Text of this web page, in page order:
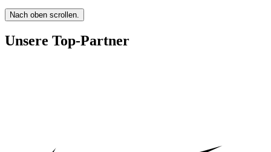
Nach oben scrollen.
Unsere Top-Partner